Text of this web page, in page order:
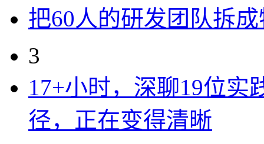
把60人的研发团队拆
3
17+小时，深聊19位实
径，正在变得清晰